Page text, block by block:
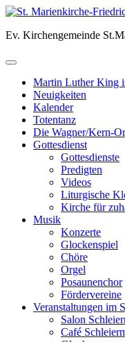
Skip
content
Ev. Kirchengemeinde
Martin Luther King
Neuigkeiten
Kalender
Totentanz
Die Wagner/Kern-
Gottesdienst
Gottesdienste
Predigten
Videos
Liturgische
Kirche für
Musik
Konzerte
Glockenspiel
Chöre
Orgel
Posaunenchor
Fördervereine
Veranstaltungen im
Salon
Café